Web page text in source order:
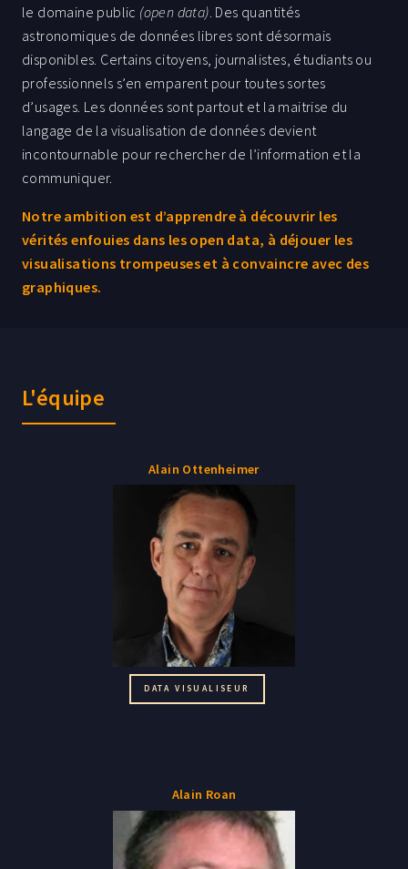
le domaine public (open data) . Des quantités
astronomiques de données libres sont désormais
disponibles. Certains citoyens, journalistes, étudiants ou
professionnels s’en emparent pour toutes sortes
d’usages. Les données sont partout et la maitrise du
langage de la visualisation de données devient
incontournable pour rechercher de l’information et la
communiquer.
Notre ambition est d’apprendre à découvrir les
vérités enfouies dans les open data, à déjouer les
visualisations trompeuses et à convaincre avec des
graphiques.
L'équipe
Alain Ottenheimer
DATA VISUALISEUR
Alain Roan